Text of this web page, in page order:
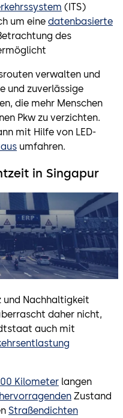
(ITS)
um eine datenbasierte
des
verwalten und
und zuverlässige
die mehr Menschen
Pkw zu verzichten.
mit Hilfe von LED-
umfahren.
in Singapur
und Nachhaltigkeit
daher nicht,
auch mit
Kilometer langen
hervorragenden Zustand
Straßendichten